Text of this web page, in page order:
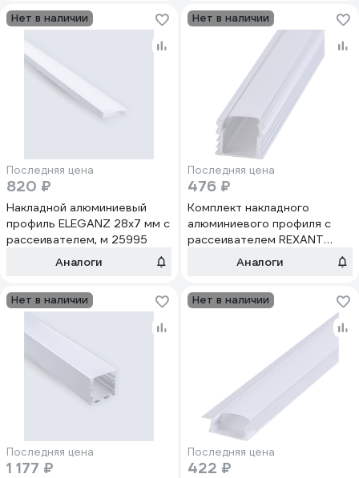
Нет в наличии
Последняя цена
820 ₽
Накладной алюминиевый
профиль ELEGANZ 28x7 мм с
рассеивателем, м 25995
Аналоги
Нет в наличии
Последняя цена
476 ₽
Комплект накладного
алюминиевого профиля с
рассеивателем REXANT
16x12мм, 2м 146-401
Аналоги
Нет в наличии
Последняя цена
1 177 ₽
Нет в наличии
Последняя цена
422 ₽